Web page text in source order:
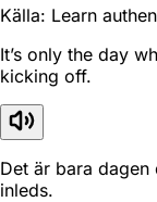
Källa: Learn
It’s only the day
kicking off.
Det är bara dagen
inleds.